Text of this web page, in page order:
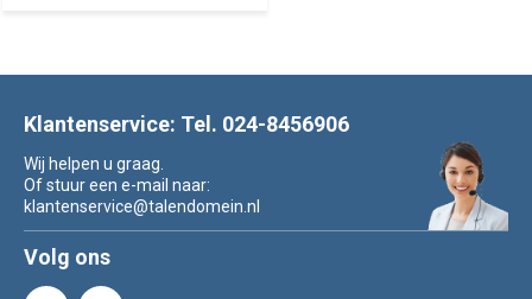
Klantenservice: Tel. 024-8456906
Wij helpen u graag.
Of stuur een e-mail naar:
klantenservice@talendomein.nl
Volg ons